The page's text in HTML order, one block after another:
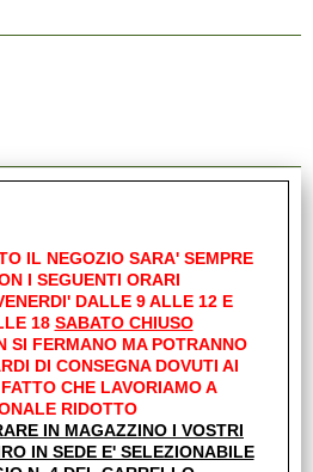
questo prodotto,
articoli
FS MOLLA
IL NEGOZIO SARA' SEMPRE
I SEGUENTI ORARI
DALLE 9 ALLE 12 E
18 SABATO CHIUSO
SI FERMANO MA POTRANNO
DI CONSEGNA DOVUTI AI
CHE LAVORIAMO A
RIDOTTO
IN MAGAZZINO I VOSTRI
IN SEDE E' SELEZIONABILE